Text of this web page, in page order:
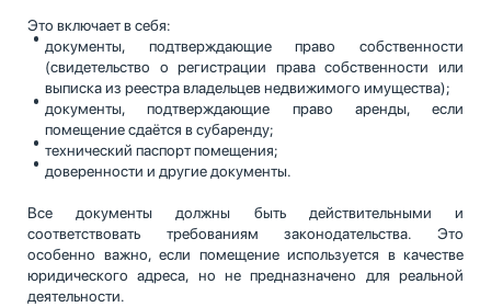
Это включает в себя:
документы, подтверждающие право собственности
(свидетельство о регистрации права собственности или
выписка из реестра владельцев недвижимого имущества);
документы, подтверждающие право аренды, если
помещение сдаётся в субаренду;
технический паспорт помещения;
доверенности и другие документы.
Все документы должны быть действительными и
соответствовать требованиям законодательства. Это
особенно важно, если помещение используется в качестве
юридического адреса, но не предназначено для реальной
деятельности.